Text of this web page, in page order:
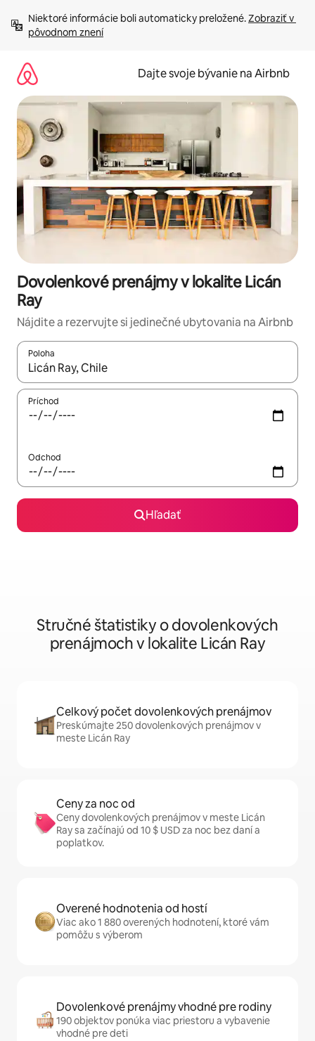
obsah.
Niektoré informácie boli automaticky preložené. Zobraziť v
pôvodnom znení
Dajte svoje bývanie na Airbnb
Dovolenkové prenájmy v lokalite Licán
Ray
Nájdite a rezervujte si jedinečné ubytovania na Airbnb
Poloha
Keď budú výsledky k dispozícii, môžete si ich prechádzať
Príchod
Odchod
Hľadať
Stručné štatistiky o dovolenkových
prenájmoch v lokalite Licán Ray
Celkový počet dovolenkových prenájmov
Preskúmajte 250 dovolenkových prenájmov v
meste Licán Ray
Ceny za noc od
Ceny dovolenkových prenájmov v meste Licán
Ray sa začínajú od 10 $ USD za noc bez daní a
poplatkov.
Overené hodnotenia od hostí
Viac ako 1 880 overených hodnotení, ktoré vám
pomôžu s výberom
Dovolenkové prenájmy vhodné pre rodiny
190 objektov ponúka viac priestoru a vybavenie
vhodné pre deti